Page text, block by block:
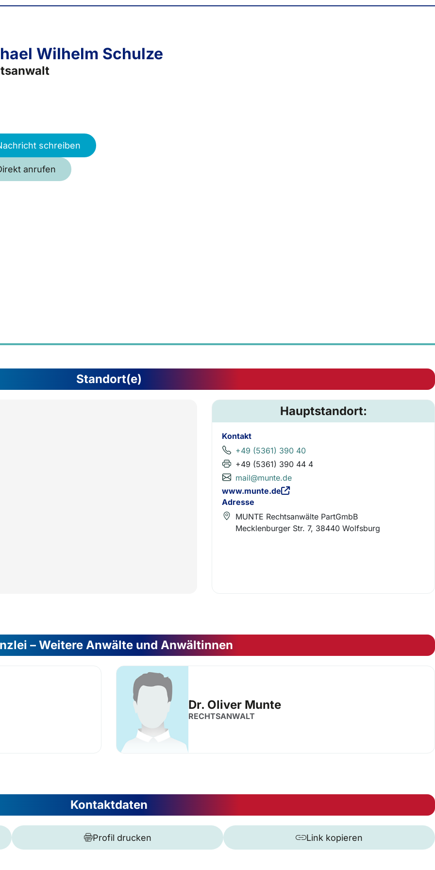
Wilhelm Schulze
schreiben
anrufen
Standort(e)
Hauptstandort:
Kontakt
+49 (5361) 390 40
+49 (5361) 390 44 4
mail@munte.de
www.munte.de
Adresse
MUNTE Rechtsanwälte PartGmbB
Mecklenburger Str. 7, 38440 Wolfsburg
– Weitere Anwälte und Anwältinnen
Dr. Oliver Munte
RECHTSANWALT
Kontaktdaten
Profil drucken Link kopieren